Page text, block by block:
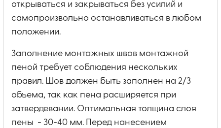
открываться и закрываться без усилий и
самопроизвольно останавливаться в любом
положении.
Заполнение монтажных швов монтажной
пеной требует соблюдения нескольких
правил. Шов должен быть заполнен на 2/3
объема, так как пена расширяется при
затвердевании. Оптимальная толщина слоя
пены - 30-40 мм. Перед нанесением